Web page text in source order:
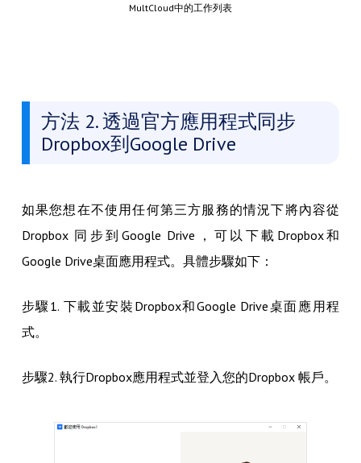
MultCloud中的工作列表
方法 2. 透過官方應用程式同步
Dropbox到Google Drive
如果您想在不使用任何第三方服務的情況下將內容從
Dropbox 同步到Google Drive，可以下載Dropbox和
Google Drive桌面應用程式。具體步驟如下：
步驟1. 下載並安裝Dropbox和Google Drive桌面應用程
式。
步驟2. 執行Dropbox應用程式並登入您的Dropbox 帳戶。